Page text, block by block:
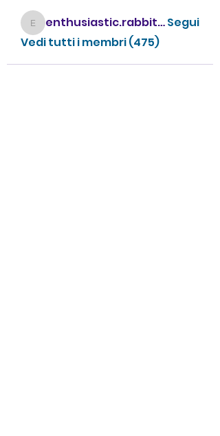
enthusiastic.rabbit.uhur enthusiastic.rabbit.uhurSegui
Vedi tutti i membri (475)